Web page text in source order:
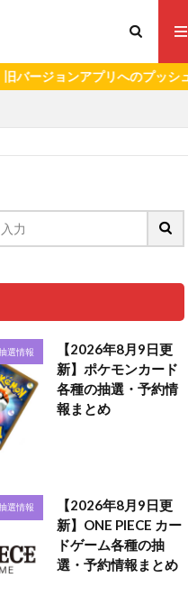
へのプッシュ通知を停止いた
選情報
【2026年8月9日更
新】ポケモンカード
各種の抽選・予約情
報まとめ
選情報
【2026年8月9日更
新】ONE PIECE カー
ドゲーム各種の抽
選・予約情報まとめ